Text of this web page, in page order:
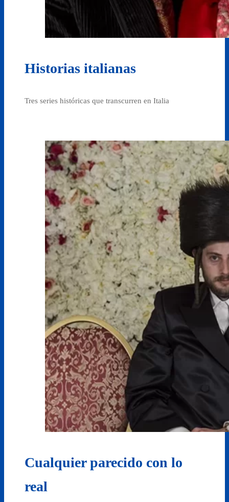
Historias italianas
Tres series históricas que transcurren en Italia
Cualquier parecido con lo
real